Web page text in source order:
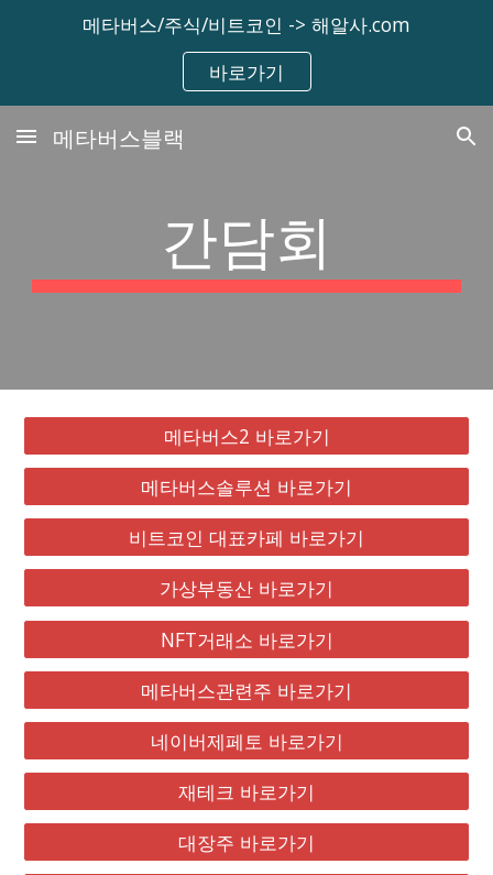
Skip to main content Skip to navigation
메타버스/주식/비트코인 -> 해알사.com
바로가기
메타버스블랙
간담회
메타버스2 바로가기
메타버스솔루션 바로가기
비트코인 대표카페 바로가기
가상부동산 바로가기
NFT거래소 바로가기
메타버스관련주 바로가기
네이버제페토 바로가기
재테크 바로가기
대장주 바로가기